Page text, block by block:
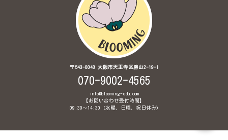
〒543-0043 大阪市天王寺区勝山2-19-1
070-9002-4565
info@blooming-edu.com
【お問い合わせ受付時間】
09:30〜14:30 (水曜、日曜、祝日休み)